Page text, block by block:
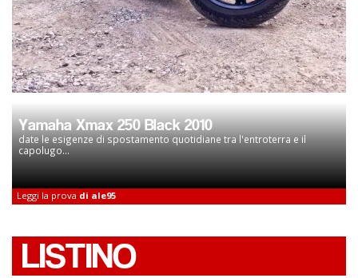
Yamaha Xmax 250 Black 2010
date le esigenze di spostamento quotidiane tra l'entroterra e il
capolugo...
Leggi la prova di ale95
LISTINO